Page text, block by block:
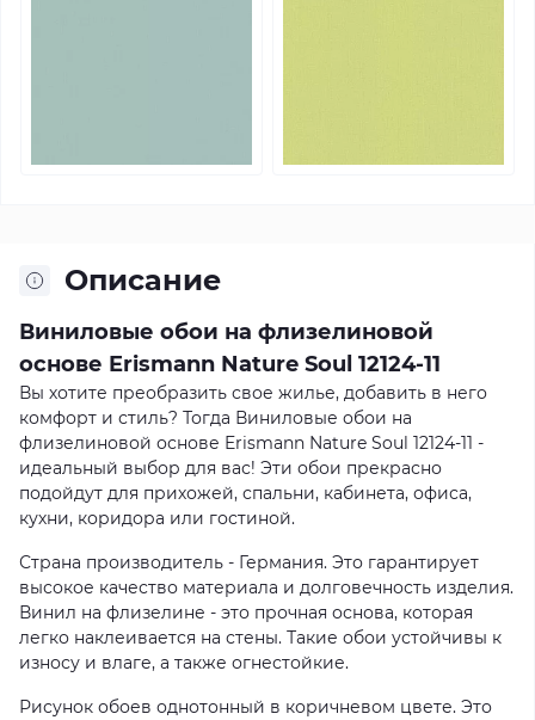
Описание
Виниловые обои на флизелиновой
основе Erismann Nature Soul 12124-11
Вы хотите преобразить свое жилье, добавить в него
комфорт и стиль? Тогда Виниловые обои на
флизелиновой основе Erismann Nature Soul 12124-11 -
идеальный выбор для вас! Эти обои прекрасно
подойдут для прихожей, спальни, кабинета, офиса,
кухни, коридора или гостиной.
Страна производитель - Германия. Это гарантирует
высокое качество материала и долговечность изделия.
Винил на флизелине - это прочная основа, которая
легко наклеивается на стены. Такие обои устойчивы к
износу и влаге, а также огнестойкие.
Рисунок обоев однотонный в коричневом цвете. Это